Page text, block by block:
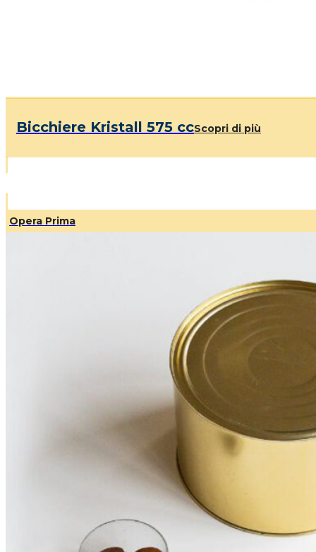
Bicchiere Kristall 575 ccScopri di più
Opera Prima